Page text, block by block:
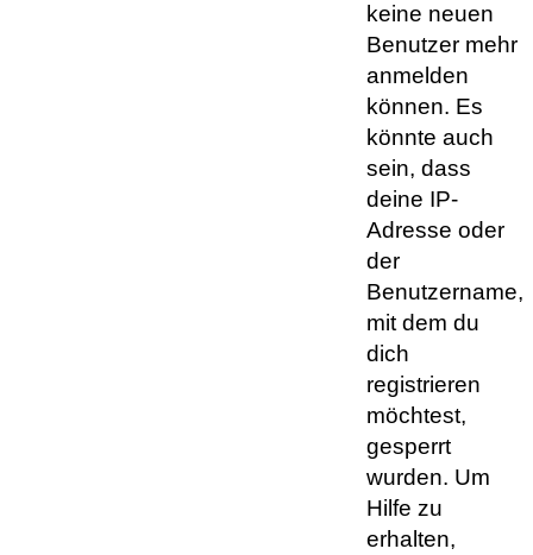
keine neuen
Benutzer mehr
anmelden
können. Es
könnte auch
sein, dass
deine IP-
Adresse oder
der
Benutzername,
mit dem du
dich
registrieren
möchtest,
gesperrt
wurden. Um
Hilfe zu
erhalten,